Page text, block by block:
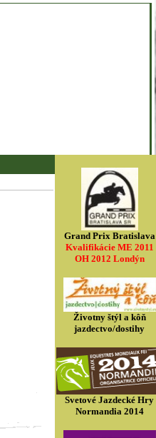
Grand Prix Bratislava
Kvalifikácie ME 2011
OH 2012 Londýn
Životny štýl a kôň
jazdectvo/dostihy
Svetové Jazdecké Hry
Normandia 2014